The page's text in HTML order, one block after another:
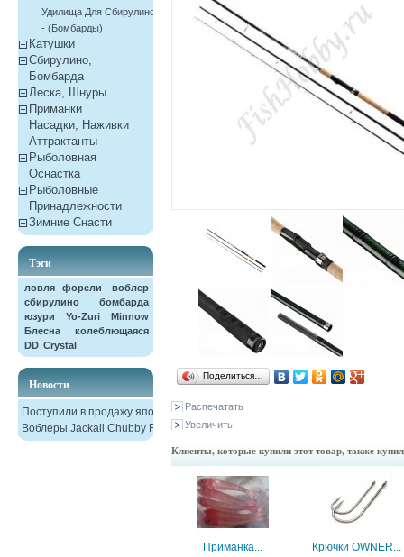
Удилища Для Сбирулино
- (бомбарды)
Катушки
Сбирулино,
Бомбарда
Леска, Шнуры
Приманки
Насадки, Наживки
Aттрактанты
Рыболовная
Оснастка
Рыболовные
Принадлежности
Зимние Снасти
Тэги
ловля форели
воблер
сбирулино
бомбарда
юзури
Yo-Zuri
Minnow
Блесна колеблющаяся
DD Crystal
Новости
Поступили в продажу японские
Воблеры Jackall Chubby F38
Поделиться…
Распечатать
Увеличить
Клиенты, которые купили этот товар, также
Приманка... Крючки OWNER...